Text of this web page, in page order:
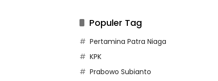
Populer Tag
Pertamina Patra Niaga
KPK
Prabowo Subianto